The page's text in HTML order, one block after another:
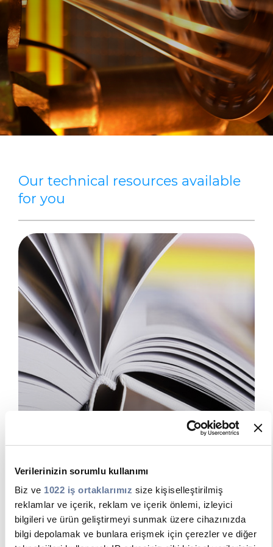
Verilerinizin sorumlu kullanımı
Biz ve 1022 iş ortaklarımız size kişiselleştirilmiş
reklamlar ve içerik, reklam ve içerik önlemi, izleyici
bilgileri ve ürün geliştirmeyi sunmak üzere cihazınızda
bilgi depolamak ve bunlara erişmek için çerezler ve diğer
Sustainability
Investor relations
E Path
CPR
Media
Ethics & Integrity
C@P
Our technical resources available
for you
GO TO PAGE